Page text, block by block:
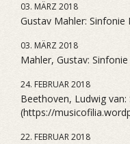
03. MÄRZ 2018
Gustav Mahler: Sinfonie
03. MÄRZ 2018
Mahler, Gustav:
24. FEBRUAR 2018
Beethoven, Ludwig van:
(https://
22. FEBRUAR 2018